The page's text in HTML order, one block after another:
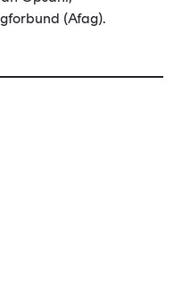
(Afag).